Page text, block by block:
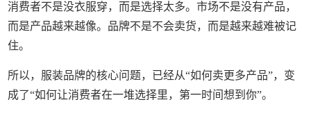
消费者不是没衣服穿，而是选择太多。市场不是没有产品，
而是产品越来越像。品牌不是不会卖货，而是越来越难被记
住。
所以，服装品牌的核心问题，已经从“如何卖更多产品”，变
成了“如何让消费者在一堆选择里，第一时间想到你”。